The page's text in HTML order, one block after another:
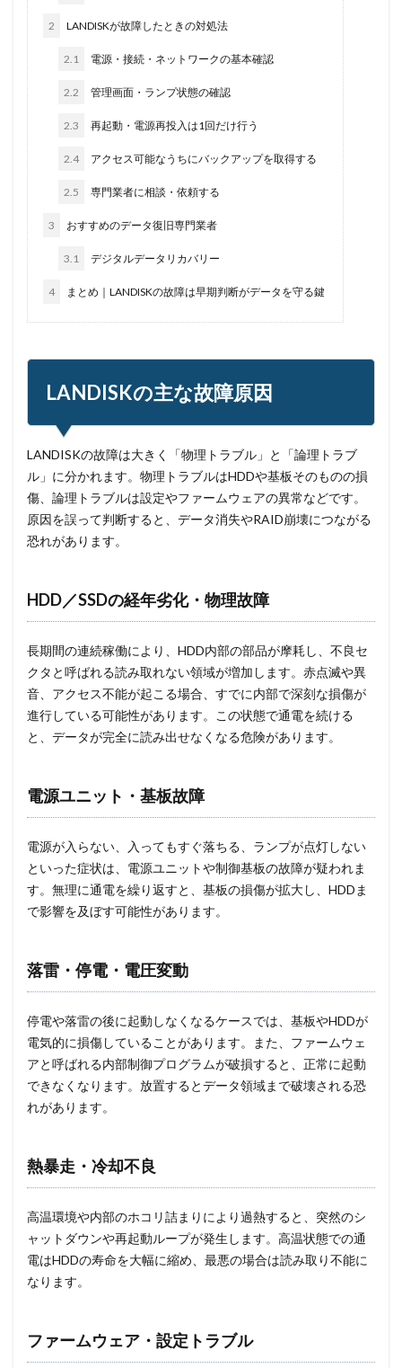
2 LANDISKが故障したときの対処法
2.1 電源・接続・ネットワークの基本確認
2.2 管理画面・ランプ状態の確認
2.3 再起動・電源再投入は1回だけ行う
2.4 アクセス可能なうちにバックアップを取得する
2.5 専門業者に相談・依頼する
3 おすすめのデータ復旧専門業者
3.1 デジタルデータリカバリー
4 まとめ｜LANDISKの故障は早期判断がデータを守る鍵
LANDISKの主な故障原因
LANDISKの故障は大きく「物理トラブル」と「論理トラブ
ル」に分かれます。物理トラブルはHDDや基板そのものの損
傷、論理トラブルは設定やファームウェアの異常などです。
原因を誤って判断すると、データ消失やRAID崩壊につながる
恐れがあります。
HDD／SSDの経年劣化・物理故障
長期間の連続稼働により、HDD内部の部品が摩耗し、不良セ
クタと呼ばれる読み取れない領域が増加します。赤点滅や異
音、アクセス不能が起こる場合、すでに内部で深刻な損傷が
進行している可能性があります。この状態で通電を続ける
と、データが完全に読み出せなくなる危険があります。
電源ユニット・基板故障
電源が入らない、入ってもすぐ落ちる、ランプが点灯しない
といった症状は、電源ユニットや制御基板の故障が疑われま
す。無理に通電を繰り返すと、基板の損傷が拡大し、HDDま
で影響を及ぼす可能性があります。
落雷・停電・電圧変動
停電や落雷の後に起動しなくなるケースでは、基板やHDDが
電気的に損傷していることがあります。また、ファームウェ
アと呼ばれる内部制御プログラムが破損すると、正常に起動
できなくなります。放置するとデータ領域まで破壊される恐
れがあります。
熱暴走・冷却不良
高温環境や内部のホコリ詰まりにより過熱すると、突然のシ
ャットダウンや再起動ループが発生します。高温状態での通
電はHDDの寿命を大幅に縮め、最悪の場合は読み取り不能に
なります。
ファームウェア・設定トラブル